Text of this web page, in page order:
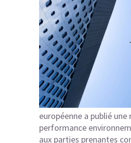
européenne a publié
performance
aux parties prenantes